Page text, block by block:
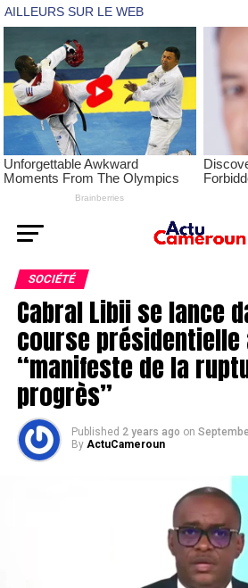
SOCIÉTÉ
Cabral Libii se lance
course présidentielle
“manifeste de la
progrès”
Published 2 years ago on
By ActuCameroun